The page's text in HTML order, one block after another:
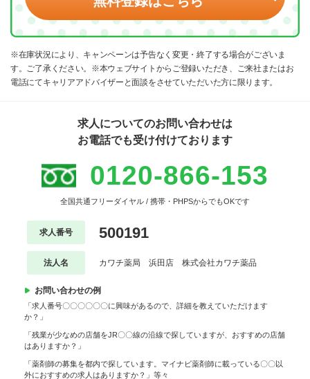
※在庫状況により、キャンペーンは予告なく変更・終了する場合がございま
す。ご了承ください。※本ウェブサイトからご登録いただき、ご来社またはお
電話にてキャリアアドバイザーと面談をさせていただいた方に限ります。
求人についてのお問い合わせは
お電話でも受け付けております
0120-866-153
全国共通フリーダイヤル / 携帯・PHPSからでもOKです
求人番号 500191
法人名 カワチ薬局 浜田店 株式会社カワチ薬品
お問い合わせの例
「求人番号〇〇〇〇〇〇に興味があるので、詳細を教えていただけます
か？」
「残業が少なめの店舗をJR〇〇線の沿線で探していますが、おすすめの店舗
はありますか？」
「薬剤師の募集を都内で探しています。マイナビ薬剤師に載っている〇〇以
外におすすめの求人はありますか？」等々